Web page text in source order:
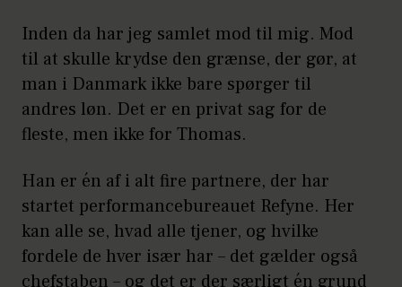
Inden da har jeg samlet mod til mig. Mod
til at skulle krydse den grænse, der gør, at
man i Danmark ikke bare spørger til
andres løn. Det er en privat sag for de
fleste, men ikke for Thomas.
Han er én af i alt fire partnere, der har
startet performancebureauet Refyne. Her
kan alle se, hvad alle tjener, og hvilke
fordele de hver især har – det gælder også
chefstaben – og det er der særligt én grund